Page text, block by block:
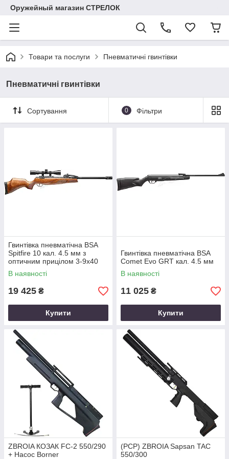
Оружейный магазин СТРЕЛОК
Товари та послуги Пневматичні гвинтівки
Пневматичні гвинтівки
Сортування 0 Фільтри
Гвинтівка пневматічна BSA
Spitfire 10 кал. 4.5 мм з
оптичним прицілом 3-9х40
В наявності
19 425 ₴
Купити
Гвинтівка пневматічна BSA
Comet Evo GRT кал. 4.5 мм
В наявності
11 025 ₴
Купити
ZBROIA КОЗАК FC-2 550/290
+ Насос Borner
(PCP) ZBROIA Sapsan TAC
550/300